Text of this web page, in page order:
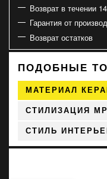
Возврат в течении
Гарантия от
Возврат остатков
ПОДОБНЫЕ
МАТЕРИАЛ
СТИЛИЗАЦИЯ
СТИЛЬ